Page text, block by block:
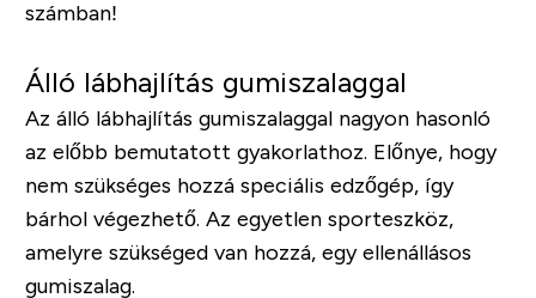
számban!
Álló lábhajlítás gumiszalaggal
Az álló lábhajlítás gumiszalaggal nagyon hasonló
az előbb bemutatott gyakorlathoz. Előnye, hogy
nem szükséges hozzá speciális edzőgép, így
bárhol végezhető. Az egyetlen sporteszköz,
amelyre szükséged van hozzá, egy ellenállásos
gumiszalag.